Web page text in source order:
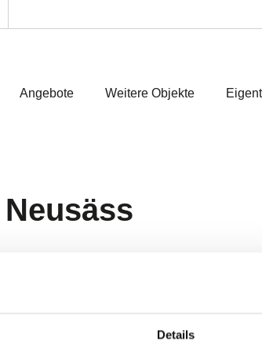
Details
Angebote Weitere Objekte